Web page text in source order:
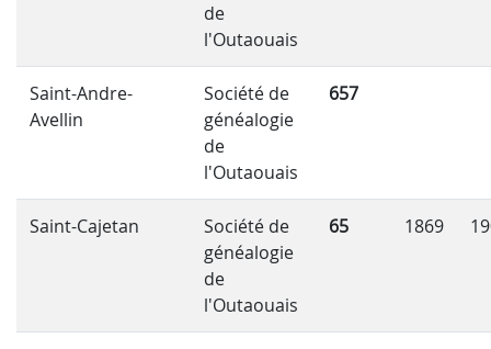
de
l'Outaouais
Saint-Andre-
Avellin
Société de
généalogie
de
l'Outaouais
657
Saint-Cajetan
Société de
généalogie
de
l'Outaouais
65 1869